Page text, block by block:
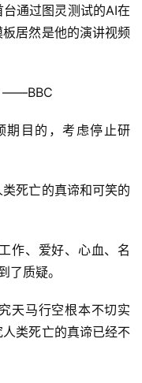
通过图灵测试的AI在
居然是他的演讲视频
——BBC
期目的，考虑停止研
死亡的真谛和可笑的
作、爱好、心血、名
质疑。
天马行空根本不切实
类死亡的真谛已经不